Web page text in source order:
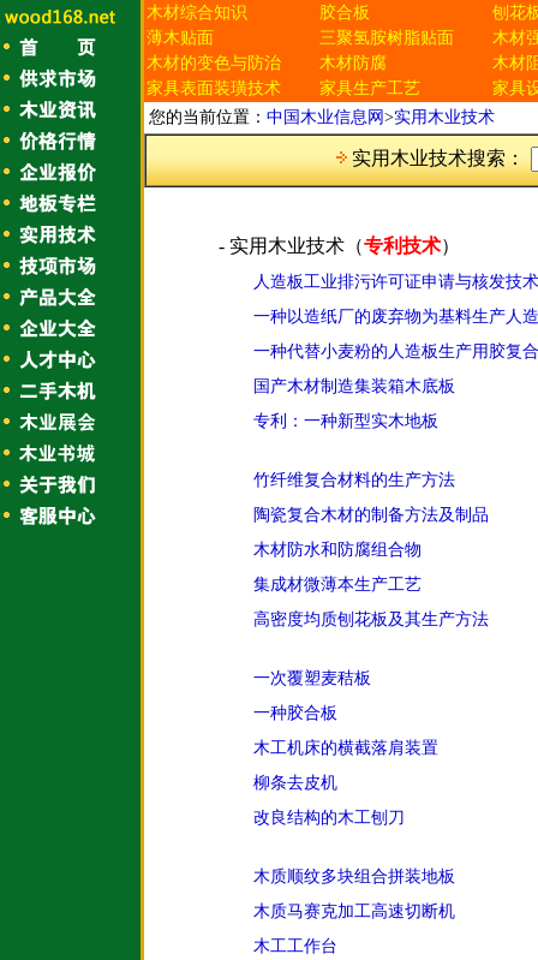
木材综合知识 胶合板
刨花
薄木贴面
三聚氢胺树脂贴面
木材
木材的变色与防治
木材防腐
木材
家具表面装璜技术
家具生产工艺
家具
您的当前位置： 中国木业信息网 >实用木业技术
实用木业技术搜索：
- 实用木业技术（专利技术）
人造板工业排污许可证申请与核发技
一种以造纸厂的废弃物为基料生产人
一种代替小麦粉的人造板生产用胶复
国产木材制造集装箱木底板
专利：一种新型实木地板
竹纤维复合材料的生产方法
陶瓷复合木材的制备方法及制品
木材防水和防腐组合物
集成材微薄本生产工艺
高密度均质刨花板及其生产方法
一次覆塑麦秸板
一种胶合板
木工机床的横截落肩装置
柳条去皮机
改良结构的木工刨刀
木质顺纹多块组合拼装地板
木质马赛克加工高速切断机
木工工作台